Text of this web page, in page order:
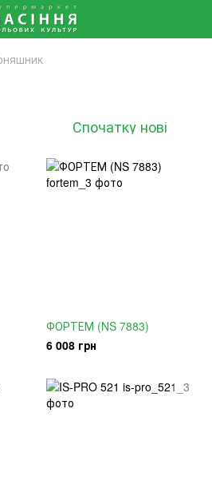
Спочатку нові
ФОРТЕМ (NS 7883)
6 008 грн